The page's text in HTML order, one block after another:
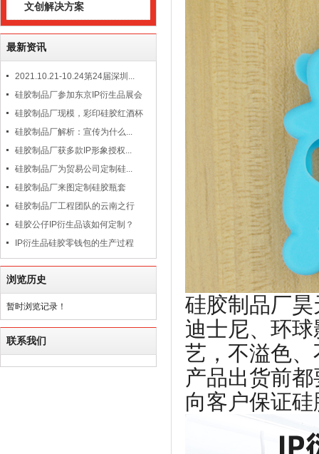
文创解决方案
最新资讯
2021.10.21-10.24第24届深圳...
硅胶制品厂参加东京IP衍生品展会
硅胶制品厂现模，彩印硅胶红酒杯
硅胶制品厂解析：宣传为什么...
硅胶制品厂获多款IP形象授权...
硅胶制品厂为贸易公司定制硅...
硅胶制品厂来图定制硅胶瓶套
硅胶制品厂工程团队的云南之行
硅胶公仔IP衍生品该如何定制？
IP衍生品硅胶零钱包的生产过程
浏览历史
暂时浏览记录！
联系我们
硅胶制品厂
迪士尼、环
艺，不溢色
产品出货前
向客户保证